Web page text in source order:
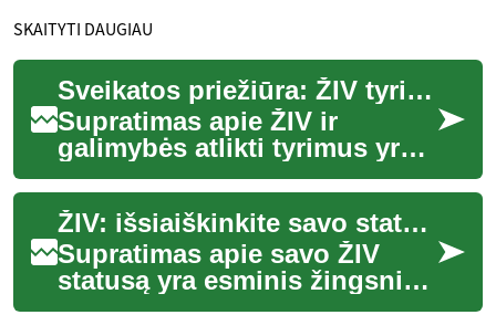
SKAITYTI DAUGIAU
Sveikatos priežiūra: ŽIV tyrimų galimybės
Supratimas apie ŽIV ir
galimybės atlikti tyrimus yra
esminė visuomenės sveikatos
ir asmeninės gerovės dalis.
ŽIV tyri...
ŽIV: išsiaiškinkite savo statusą
Supratimas apie savo ŽIV
statusą yra esminis žingsnis
siekiant asmeninės sveikatos